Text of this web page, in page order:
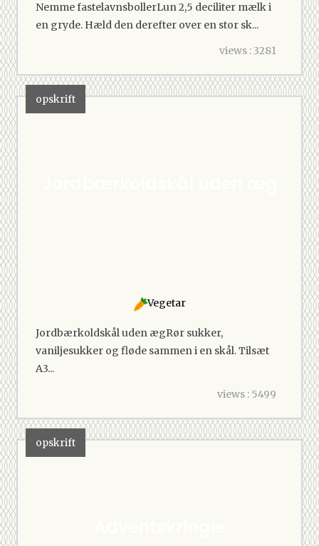
Nemme fastelavnsbollerLun 2,5 deciliter mælk i
en gryde. Hæld den derefter over en stor sk...
views : 3281
opskrift
Vegetar
Jordbærkoldskål uden ægRør sukker,
vaniljesukker og fløde sammen i en skål. Tilsæt
A3...
views : 5499
opskrift